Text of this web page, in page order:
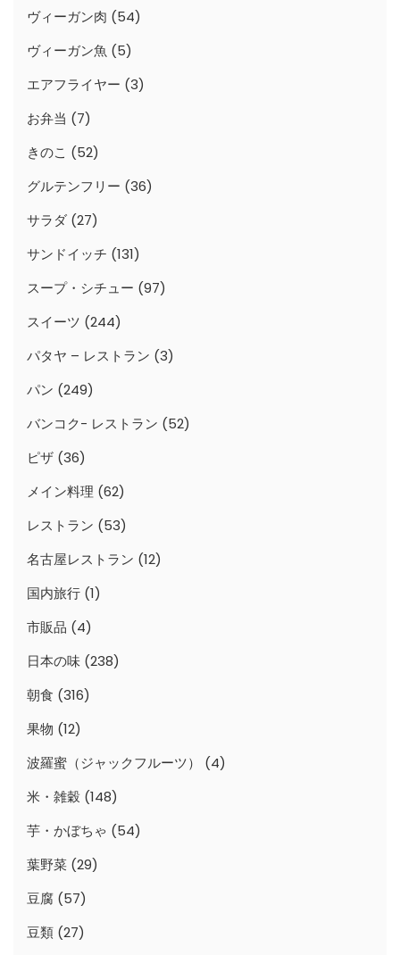
ヴィーガン肉 (54)
ヴィーガン魚 (5)
エアフライヤー (3)
お弁当 (7)
きのこ (52)
グルテンフリー (36)
サラダ (27)
サンドイッチ (131)
スープ・シチュー (97)
スイーツ (244)
パタヤ – レストラン (3)
パン (249)
バンコク- レストラン (52)
ピザ (36)
メイン料理 (62)
レストラン (53)
名古屋レストラン (12)
国内旅行 (1)
市販品 (4)
日本の味 (238)
朝食 (316)
果物 (12)
波羅蜜（ジャックフルーツ）
(4)
米・雑穀 (148)
芋・かぼちゃ (54)
葉野菜 (29)
豆腐 (57)
豆類 (27)